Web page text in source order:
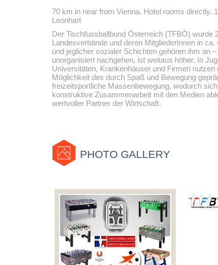
70 km in near from Vienna. Hotel rooms directly.
Leonhart
Der Tischfussballbund Österreich (TFBÖ) wurde
Landesverbände und deren MitgliederInnen in
und jeglicher sozialer Schichten gehören ihm an
unorganisiert nachgehen, ist weitaus höher. In
Universitäten, Krankenhäuser und Firmen
Möglichkeit des durch Spaß und Bewegung
freizeitsportliche Massenbewegung, wodurch
konstruktive Zusammenarbeit mit den Medien
wertvoller Partner der Wirtschaft.
PHOTO GALLERY